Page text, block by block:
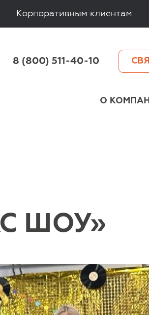
Корпоративным клиентам
8 (800) 511-40-10
О
ШОУ»